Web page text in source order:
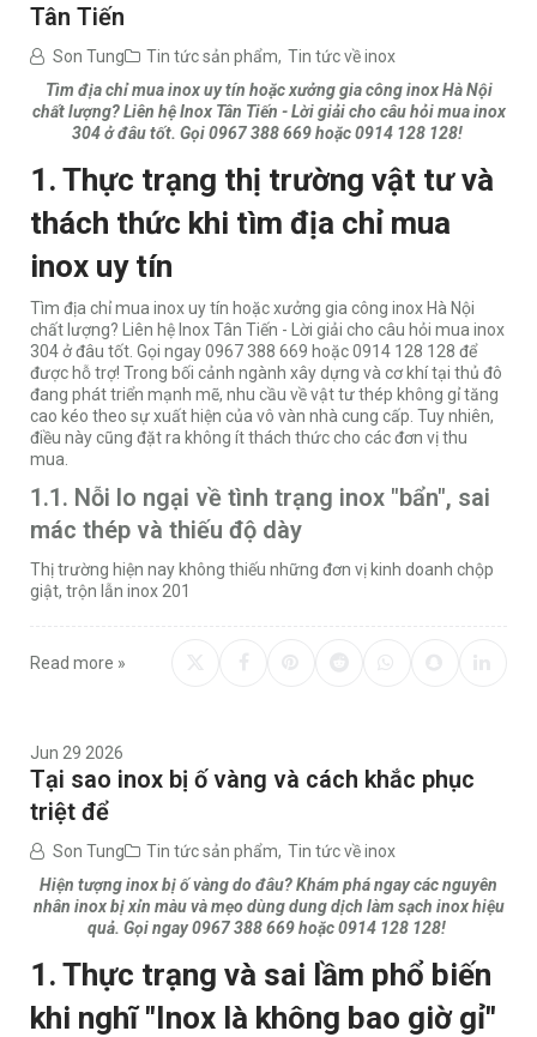
Tân Tiến
Son Tung Tin tức sản phẩm, Tin tức về inox
Tìm địa chỉ mua inox uy tín hoặc xưởng gia công inox Hà Nội
chất lượng? Liên hệ Inox Tân Tiến - Lời giải cho câu hỏi mua inox
304 ở đâu tốt. Gọi 0967 388 669 hoặc 0914 128 128!
1. Thực trạng thị trường vật tư và
thách thức khi tìm địa chỉ mua
inox uy tín
Tìm địa chỉ mua inox uy tín hoặc xưởng gia công inox Hà Nội
chất lượng? Liên hệ Inox Tân Tiến - Lời giải cho câu hỏi mua inox
304 ở đâu tốt. Gọi ngay 0967 388 669 hoặc 0914 128 128 để
được hỗ trợ! Trong bối cảnh ngành xây dựng và cơ khí tại thủ đô
đang phát triển mạnh mẽ, nhu cầu về vật tư thép không gỉ tăng
cao kéo theo sự xuất hiện của vô vàn nhà cung cấp. Tuy nhiên,
điều này cũng đặt ra không ít thách thức cho các đơn vị thu
mua.
1.1. Nỗi lo ngại về tình trạng inox "bẩn", sai
mác thép và thiếu độ dày
Thị trường hiện nay không thiếu những đơn vị kinh doanh chộp
giật, trộn lẫn inox 201
Read more »
Jun 29 2026
Tại sao inox bị ố vàng và cách khắc phục
triệt để
Son Tung Tin tức sản phẩm, Tin tức về inox
Hiện tượng inox bị ố vàng do đâu? Khám phá ngay các nguyên
nhân inox bị xỉn màu và mẹo dùng dung dịch làm sạch inox hiệu
quả. Gọi ngay 0967 388 669 hoặc 0914 128 128!
1. Thực trạng và sai lầm phổ biến
khi nghĩ "Inox là không bao giờ gỉ"